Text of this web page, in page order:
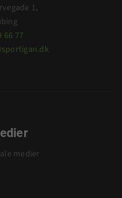
1,
66 77
medier